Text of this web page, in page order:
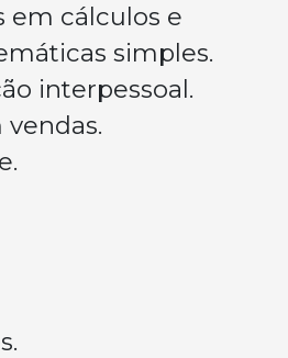
em cálculos e
simples.
interpessoal.